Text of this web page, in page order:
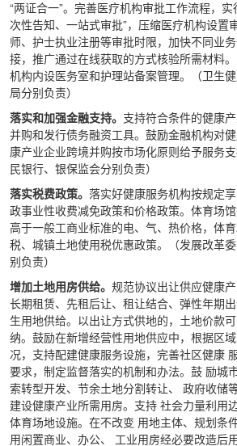
“两证合一”。完善医疗机构审批工作流程，
次性告知、一站式审批”，压缩医疗机构设置
师、护士执业注册等审批时限，加快不同业
接，推广通过在线获取的方式核验所需材料
机构内设医务室和护理站备案管理。（卫生
局分别负责）
落实和加强金融支持。 支持符合条件的健康
并购和发行债务融资工具。鼓励金融机构对
康产业企业跨境并购按市场化原则给予服务
民银行、银保监会分别负责）
落实税费政策。 落实好健康服务机构按规定
政事业性收费减免政策和价格政策。体育场
高于一般工商业标准的电、气、热价格，体
税、城镇土地使用税优惠政策。（发展改革
别负责）
增加土地用房供给。 规范协议出让供应健康
长期租赁、先租后让、租让结合、弹性年期
生用地供给。以出让方式供地的，土地价款
纳。鼓励在新增经营性用地供应中，根据区
况，支持配建健康服务设施，完善社区健康
要求，制定监督落实的机制和办法。鼓 励城
索转型开发、节余土地分割转让、 政府收储
建设健康产业所需用房。支持 社会力量利用
体育场地设施。在不改变 用地主体、规划条
用闲置商业、办公、 工业用房经必要改造后